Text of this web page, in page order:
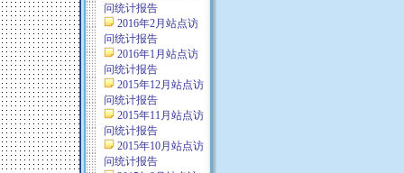
问统计报告
2016年2月站点访
问统计报告
2016年1月站点访
问统计报告
2015年12月站点访
问统计报告
2015年11月站点访
问统计报告
2015年10月站点访
问统计报告